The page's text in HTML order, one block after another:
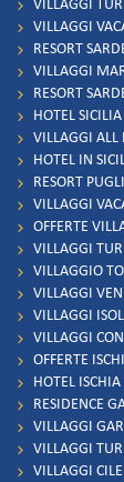
VILLAGGI
VILLAGGI
RESORT
VILLAGGI
RESORT
HOTEL SICILIA
VILLAGGI ALL
HOTEL IN
RESORT
VILLAGGI
OFFERTE
VILLAGGI
VILLAGGIO
VILLAGGI
VILLAGGI
VILLAGGI
OFFERTE
HOTEL ISCHIA
RESIDENCE
VILLAGGI
VILLAGGI
VILLAGGI